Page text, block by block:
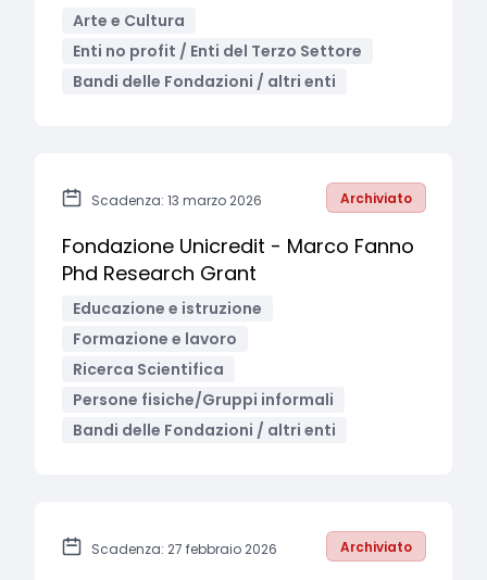
Arte e Cultura
Enti no profit / Enti del Terzo Settore
Bandi delle Fondazioni / altri enti
Scadenza: 13 marzo 2026 Archiviato
Fondazione Unicredit - Marco Fanno
Phd Research Grant
Educazione e istruzione
Formazione e lavoro
Ricerca Scientifica
Persone fisiche/Gruppi informali
Bandi delle Fondazioni / altri enti
Scadenza: 27 febbraio 2026 Archiviato